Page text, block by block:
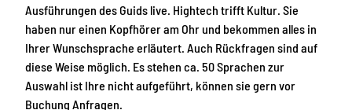
r
e
r
b
e
w
n
u
t
z
e
n
Ausführungen des Guids live. Hightech trifft Kultur. Sie
haben nur einen Kopfhörer am Ohr und bekommen alles in
Ihrer Wunschsprache erläutert. Auch Rückfragen sind auf
diese Weise möglich. Es stehen ca. 50 Sprachen zur
Auswahl ist Ihre nicht aufgeführt, können sie gern vor
Buchung Anfragen.